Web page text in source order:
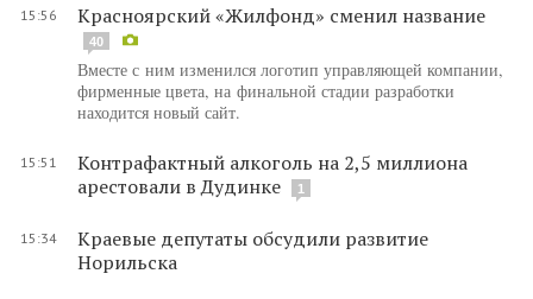
15:56 Красноярский «Жилфонд» сменил название
40
Вместе с ним изменился логотип управляющей компании,
фирменные цвета, на финальной стадии разработки
находится новый сайт.
15:51
Контрафактный алкоголь на 2,5 миллиона
арестовали в Дудинке
1
15:34
Краевые депутаты обсудили развитие
Норильска